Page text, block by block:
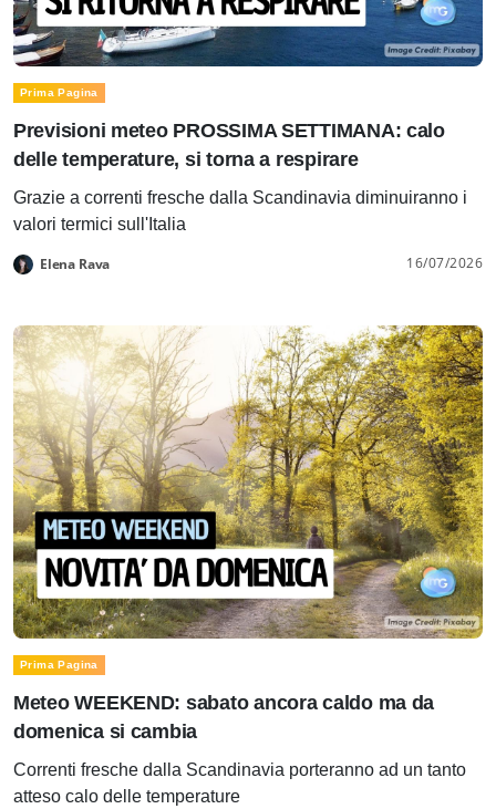
Prima Pagina
Previsioni meteo PROSSIMA SETTIMANA: calo
delle temperature, si torna a respirare
Grazie a correnti fresche dalla Scandinavia diminuiranno i
valori termici sull'Italia
Elena Rava 16/07/2026
Prima Pagina
Meteo WEEKEND: sabato ancora caldo ma da
domenica si cambia
Correnti fresche dalla Scandinavia porteranno ad un tanto
atteso calo delle temperature